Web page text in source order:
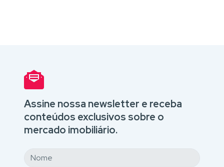
Assine nossa newsletter e receba
conteúdos exclusivos sobre o
mercado imobiliário.